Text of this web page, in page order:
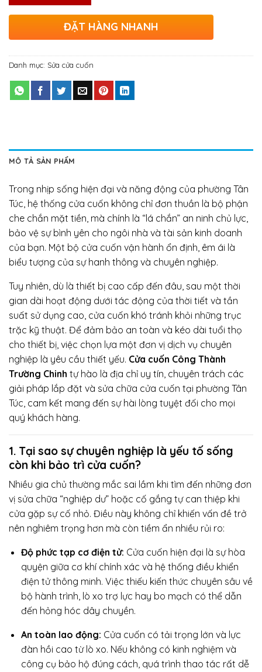
ĐẶT HÀNG NHANH
Danh mục: Sửa cửa cuốn
MÔ TẢ SẢN PHẨM
Trong nhịp sống hiện đại và năng động của phường Tân
Túc, hệ thống cửa cuốn không chỉ đơn thuần là bộ phận
che chắn mặt tiền, mà chính là “lá chắn” an ninh chủ lực,
bảo vệ sự bình yên cho ngôi nhà và tài sản kinh doanh
của bạn. Một bộ cửa cuốn vận hành ổn định, êm ái là
biểu tượng của sự hanh thông và chuyên nghiệp.
Tuy nhiên, dù là thiết bị cao cấp đến đâu, sau một thời
gian dài hoạt động dưới tác động của thời tiết và tần
suất sử dụng cao, cửa cuốn khó tránh khỏi những trục
trặc kỹ thuật. Để đảm bảo an toàn và kéo dài tuổi thọ
cho thiết bị, việc chọn lựa một đơn vị dịch vụ chuyên
nghiệp là yêu cầu thiết yếu. Cửa cuốn Công Thành
Trường Chinh tự hào là địa chỉ uy tín, chuyên trách các
giải pháp lắp đặt và sửa chữa cửa cuốn tại phường Tân
Túc, cam kết mang đến sự hài lòng tuyệt đối cho mọi
quý khách hàng.
1. Tại sao sự chuyên nghiệp là yếu tố sống
còn khi bảo trì cửa cuốn?
Nhiều gia chủ thường mắc sai lầm khi tìm đến những đơn
vị sửa chữa “nghiệp dư” hoặc cố gắng tự can thiệp khi
cửa gặp sự cố nhỏ. Điều này không chỉ khiến vấn đề trở
nên nghiêm trọng hơn mà còn tiềm ẩn nhiều rủi ro:
Độ phức tạp cơ điện tử: Cửa cuốn hiện đại là sự hòa
quyện giữa cơ khí chính xác và hệ thống điều khiển
điện tử thông minh. Việc thiếu kiến thức chuyên sâu về
bộ hành trình, lò xo trợ lực hay bo mạch có thể dẫn
đến hỏng hóc dây chuyền.
An toàn lao động: Cửa cuốn có tải trọng lớn và lực
đàn hồi cao từ lò xo. Nếu không có kinh nghiệm và
công cụ bảo hộ đúng cách, quá trình thao tác rất dễ